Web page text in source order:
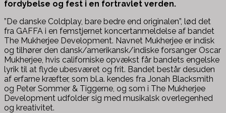
fordybelse og fest i en fortravlet verden.
”De danske Coldplay, bare bedre end originalen”, lød det
fra GAFFA i en femstjernet koncertanmeldelse af bandet
The Mukherjee Development. Navnet Mukherjee er indisk
og tilhører den dansk/amerikansk/indiske forsanger Oscar
Mukherjee, hvis californiske opvækst får bandets engelske
lyrik til at flyde ubesværet og frit. Bandet består desuden
af erfarne kræfter, som bl.a. kendes fra Jonah Blacksmith
og Peter Sommer & Tiggerne, og som i The Mukherjee
Development udfolder sig med musikalsk overlegenhed
og kreativitet.